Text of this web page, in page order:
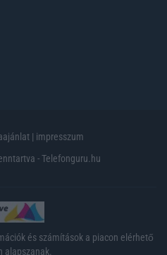
| impresszum
- Telefonguru.hu
és számítások a piacon elérhető
alapszanak.